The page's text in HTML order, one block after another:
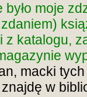
było moje
z katalogu,
macki tych
w